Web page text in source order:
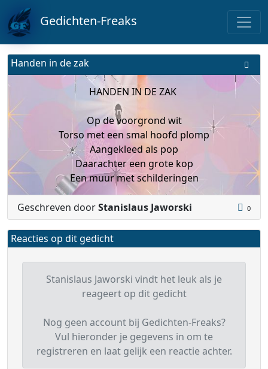
Gedichten-Freaks
Handen in de zak
HANDEN IN DE ZAK
Op de voorgrond wit
Torso met een smal hoofd plomp
Aangekleed als pop
Daarachter een grote kop
Een muur met schilderingen
Geschreven doorStanislaus Jaworski 0
Reacties op dit gedicht
Stanislaus Jaworski vindt het leuk als je
reageert op dit gedicht
Nog geen account bij Gedichten-Freaks?
Vul hieronder je gegevens in om te
registreren en laat gelijk een reactie achter.